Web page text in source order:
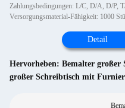
Zahlungsbedingungen: L/C, D/A, D/P,
Versorgungsmaterial-Fähigkeit: 1000
Detail
Hervorheben: Bemalter großer
großer Schreibtisch mit